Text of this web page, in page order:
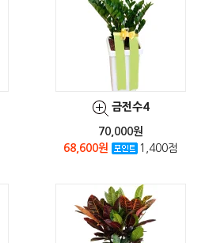
금전수4
70,000원
68,600원
1,400점